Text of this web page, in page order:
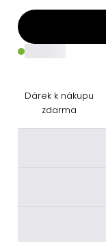
Dárek k nákupu
zdarma